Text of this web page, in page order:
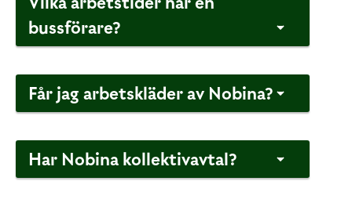
bussförare?
Får jag arbetskläder av Nobina?
Har Nobina kollektivavtal?